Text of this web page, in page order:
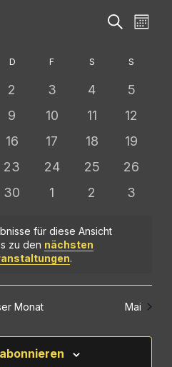
Navigation
SucheMonat
D F S S
0
Veranstaltungen
2
0
Veranstaltungen
3
0
4
0
5
0
Veranstaltungen
9
0
Veranstaltungen
10
0
11
0
12
0
Veranstaltungen
16
0
Veranstaltungen
17
0
18
0
19
0
Veranstaltungen
23
0
Veranstaltungen
24
0
25
0
26
0
30
0
1
0
2
0
3
für diese Ansicht
zu den nächsten
.
Monat Mai